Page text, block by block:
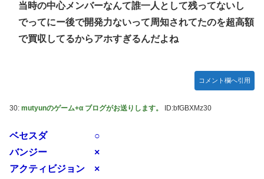
当時の中心メンバーなんて誰一人として残ってないし
でってにー後で開発力ないって周知されてたのを超高額
で買収してるからアホすぎるんだよね
コメント欄へ引用
30: mutyunのゲーム+α ブログがお送りします。 ID:bfGBXMz30
ベセスダ ○
バンジー ×
アクティビジョン ×